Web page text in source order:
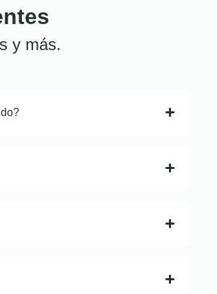
y más.